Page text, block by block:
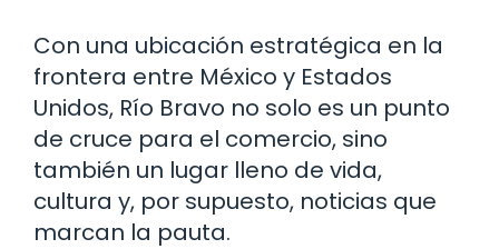
Con una ubicación estratégica en la
frontera entre México y Estados
Unidos, Río Bravo no solo es un punto
de cruce para el comercio, sino
también un lugar lleno de vida,
cultura y, por supuesto, noticias que
marcan la pauta.